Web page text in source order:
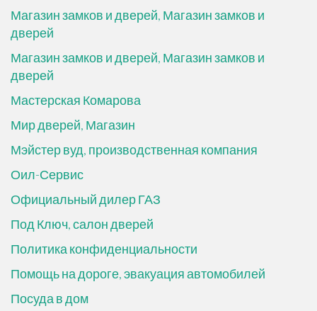
Магазин замков и дверей, Магазин замков и
дверей
Магазин замков и дверей, Магазин замков и
дверей
Мастерская Комарова
Мир дверей, Магазин
Мэйстер вуд, производственная компания
Оил-Сервис
Официальный дилер ГАЗ
Под Ключ, салон дверей
Политика конфиденциальности
Помощь на дороге, эвакуация автомобилей
Посуда в дом